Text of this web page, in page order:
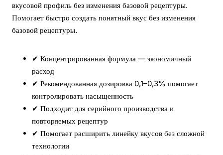
вкусовой профиль без изменения базовой рецептуры.
Помогает быстро создать понятный вкус без изменения
базовой рецептуры.
✔ Концентрированная формула — экономичный
расход
✔ Рекомендованная дозировка 0,1–0,3% помогает
контролировать насыщенность
✔ Подходит для серийного производства и
повторяемых рецептур
✔ Помогает расширить линейку вкусов без сложной
технологии